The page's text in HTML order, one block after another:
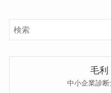
毛
中小企業診